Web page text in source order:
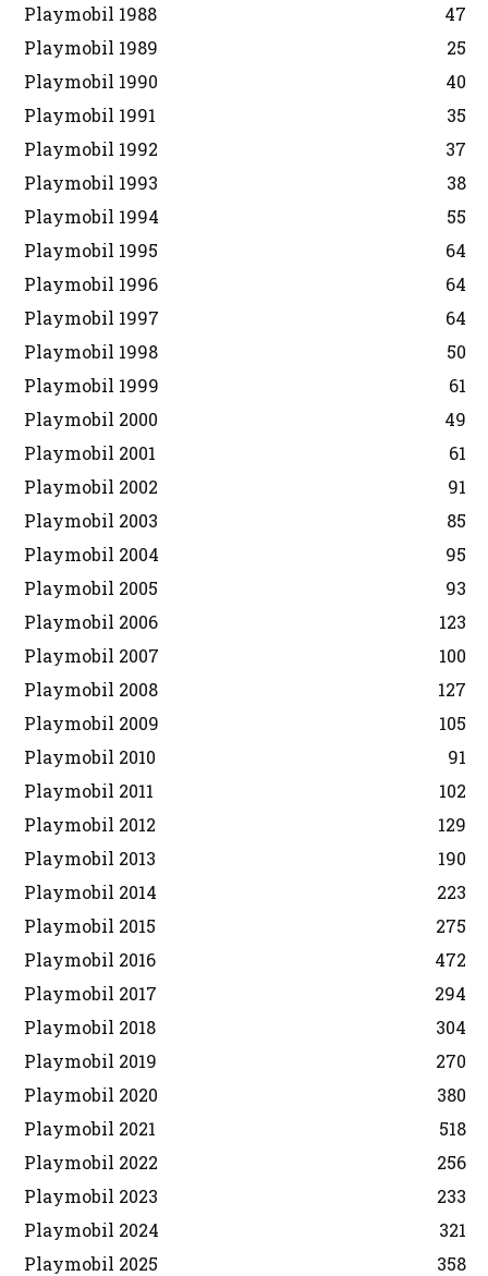
Playmobil 1988
47
Playmobil 1989
25
Playmobil 1990
40
Playmobil 1991
35
Playmobil 1992
37
Playmobil 1993
38
Playmobil 1994
55
Playmobil 1995
64
Playmobil 1996
64
Playmobil 1997
64
Playmobil 1998
50
Playmobil 1999
61
Playmobil 2000
49
Playmobil 2001
61
Playmobil 2002
91
Playmobil 2003
85
Playmobil 2004
95
Playmobil 2005
93
Playmobil 2006
123
Playmobil 2007
100
Playmobil 2008
127
Playmobil 2009
105
Playmobil 2010
91
Playmobil 2011
102
Playmobil 2012
129
Playmobil 2013
190
Playmobil 2014
223
Playmobil 2015
275
Playmobil 2016
472
Playmobil 2017
294
Playmobil 2018
304
Playmobil 2019
270
Playmobil 2020
380
Playmobil 2021
518
Playmobil 2022
256
Playmobil 2023
233
Playmobil 2024
321
Playmobil 2025
358